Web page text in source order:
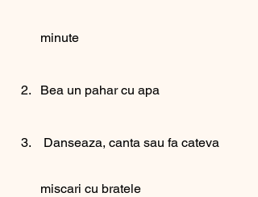
minute
Bea un pahar cu apa
miscari cu bratele